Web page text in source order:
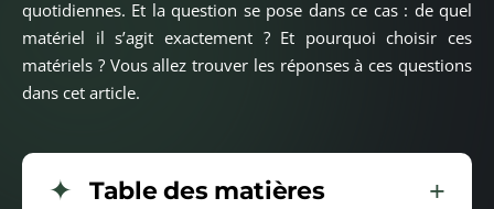
quotidiennes. Et la question se pose dans ce cas : de quel
matériel il s’agit exactement ? Et pourquoi choisir ces
matériels ? Vous allez trouver les réponses à ces questions
dans cet article.
Table des matières